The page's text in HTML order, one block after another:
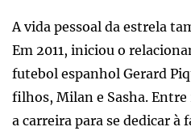
A vida pessoal da estrela
Em 2011, iniciou o
futebol espanhol Gerard
filhos, Milan e Sasha. Entre
a carreira para se dedicar à